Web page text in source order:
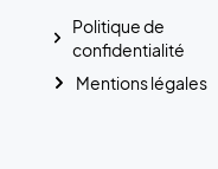
Politique de
confidentialité
Mentions légales